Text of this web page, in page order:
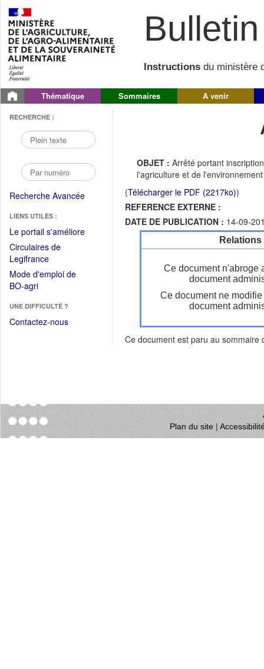
Instructions du ministère
Thématique Sommaires A venir
RECHERCHE :
Recherche Avancée
LIENS UTILES :
Le portail s'améliore(Fichier
Circulaires de
Legifrance(Ouvrir
dans
une
fenêtre)
Mode d'emploi de
BO-agri(Ouvrir
une
nouvelle
UNE DIFFICULTÉ ?
Contactez-nous
OBJET : Arrêté portant
l'agriculture et de
(Télécharger le PDF (2217ko))
REFERENCE EXTERNE :
DATE DE PUBLICATION : 14-09-
Ce document n'abroge
document
Ce document ne
document
Ce document est paru au sommaire
Plan du site|